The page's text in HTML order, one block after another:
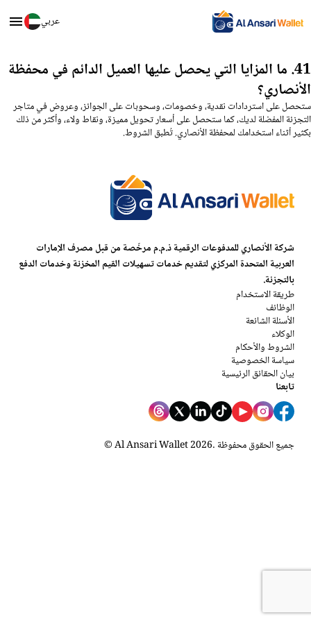
عربي
41. ما المزايا التي يحصل عليها العميل الدائم في محفظة
الأنصاري؟
ستحصل على استردادات نقدية، وخصومات، وسحوبات على الجوائز، وعروض في متاجر
التجزئة المفضلة لديك، كما ستحصل على أسعار تحويل مميزة، ونقاط ولاء، وأكثر من ذلك
بكثير أثناء استخدامك لمحفظة الأنصاري. تُطبق الشروط.
شركة الأنصاري للمدفوعات الرقمية ذ.م.م مرخّصة من قبل مصرف الإمارات
العربية المتحدة المركزي لتقديم خدمات تسهيلات القيم المخزنة وخدمات الدفع
بالتجزئة.
طريقة الاستخدام
الوظائف
الأسئلة الشائعة
الوكلاء
الشروط والأحكام
سياسة الخصوصية
بيان الحقائق الرئيسية
تابعنا
© Al Ansari Wallet2026 . جميع الحقوق محفوظة